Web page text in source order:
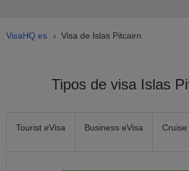
VisaHQ.es › Visa de Islas Pitcairn
Tipos de visa Islas
Tourist eVisa Business eVisa Cruise